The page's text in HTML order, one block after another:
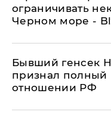
ограничивать
Черном море -
Бывший генсек
признал полный
отношении РФ